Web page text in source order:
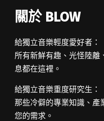
關於 BLOW
給獨立音樂輕度愛好者：
所有新鮮有趣、光怪陸離
息都在這裡。
給獨立音樂重度研究生：
那些冷僻的專業知識、產
您的需求。